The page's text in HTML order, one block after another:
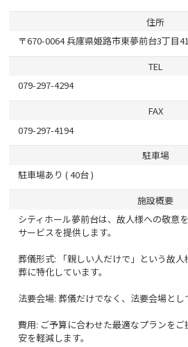
住所
〒670-0064 兵庫県姫路市東夢前台3丁目41
TEL
079-297-4294
FAX
079-297-4194
駐車場
駐車場あり ( 40台 )
施設概要
シティホール夢前台は、故人様への敬意
サービスを提供します。
葬儀形式: 「親しい人だけで」という故
葬に特化しています。
法要会場: 葬儀だけでなく、法要会場とし
費用: ご予算に合わせた最適なプランを
安を軽減します。